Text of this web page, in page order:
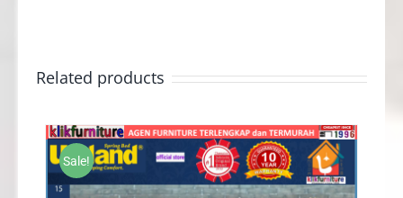
Related products
Sale!